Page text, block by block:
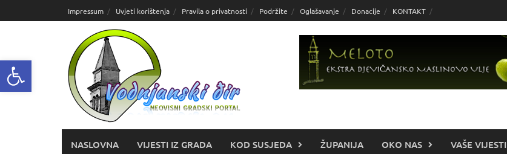
Open toolbar
do
Impressum Uvjeti korištenja Pravila o privatnosti Podržite Oglašavanje Donacije KONTAKT
NASLOVNA VIJESTI IZ GRADA KOD SUSJEDA ŽUPANIJA OKO NAS VAŠE VIJESTI